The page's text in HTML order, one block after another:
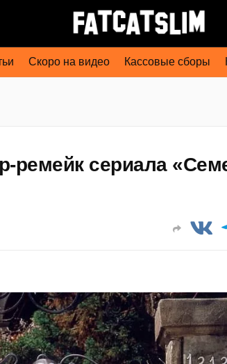
Скоро на видео Кассовые сборы
ремейк сериала